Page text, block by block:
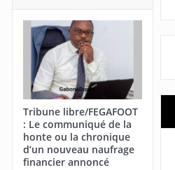
Tribune libre/FEGAFOOT
: Le communiqué de la
honte ou la chronique
d’un nouveau naufrage
financier annoncé